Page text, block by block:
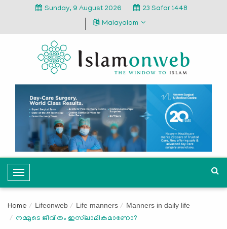
Sunday, 9 August 2026
23 Safar 1448
Malayalam
T
o
g
l
Home Lifeonweb Life manners Manners in daily life
നമ്മുടെ ജീവിതം ഇസ്‌ലാമികമാണോ?